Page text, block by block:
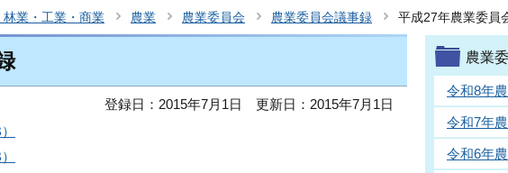
林業・工業・商業 農業 農業委員会 農業委員会議事録 平成27年農業委員
登録日：2015年7月1日
更新日：2015年7月1日
農業
令和8年
令和7年
令和6年